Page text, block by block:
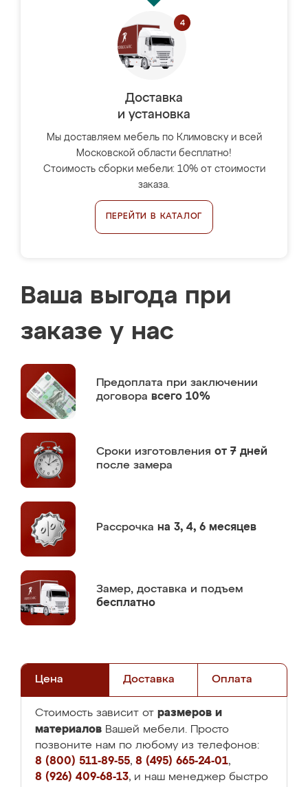
Доставка
и установка
Мы доставляем мебель по Климовску и всей
Московской области бесплатно!
Стоимость сборки мебели: 10% от стоимости
заказа.
ПЕРЕЙТИ В КАТАЛОГ
Ваша выгода при
заказе у нас
Предоплата при заключении
договора всего 10%
Сроки изготовления от 7 дней
после замера
Рассрочка на 3, 4, 6 месяцев
Замер, доставка и подъем
бесплатно
Цена Доставка Оплата
Стоимость зависит от размеров и
материалов Вашей мебели. Просто
позвоните нам по любому из телефонов:
8 (800) 511-89-55, 8 (495) 665-24-01,
8 (926) 409-68-13, и наш менеджер быстро